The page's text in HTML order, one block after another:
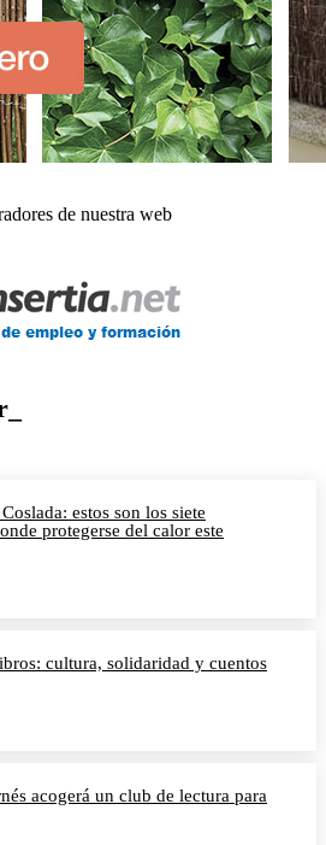
de nuestra web
estos son los siete
protegerse del calor este
cultura, solidaridad y cuentos
acogerá un club de lectura para